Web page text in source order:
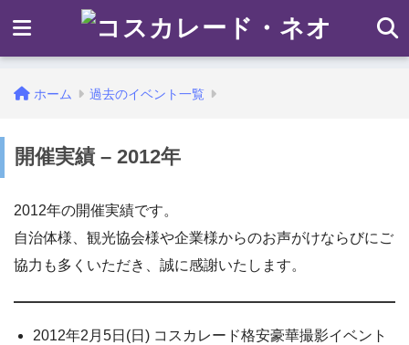
ホーム 過去のイベント一覧
開催実績 – 2012年
2012年の開催実績です。
自治体様、観光協会様や企業様からのお声がけならびにご
協力も多くいただき、誠に感謝いたします。
2012年2月5日(日) コスカレード格安豪華撮影イベント